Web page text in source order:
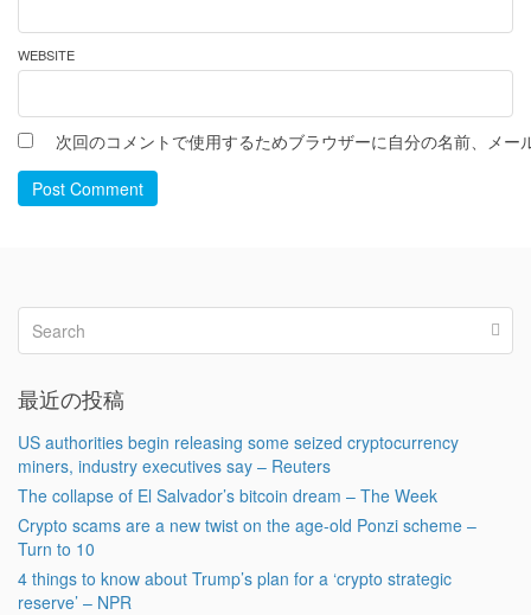
WEBSITE
次回のコメントで使用するためブラウザーに自分の名前、メー
Post Comment
最近の投稿
US authorities begin releasing some seized cryptocurrency
miners, industry executives say – Reuters
The collapse of El Salvador’s bitcoin dream – The Week
Crypto scams are a new twist on the age-old Ponzi scheme –
Turn to 10
4 things to know about Trump’s plan for a ‘crypto strategic
reserve’ – NPR